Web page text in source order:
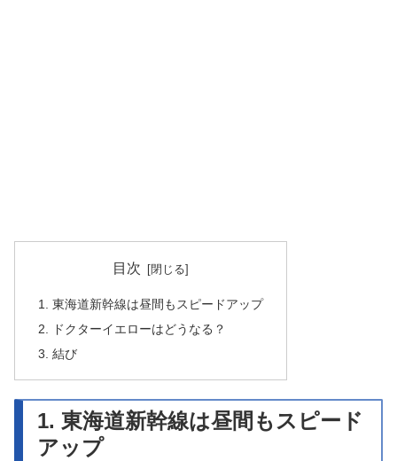
目次
1. 東海道新幹線は昼間もスピードアップ
2. ドクターイエローはどうなる？
3. 結び
1. 東海道新幹線は昼間もスピード
アップ